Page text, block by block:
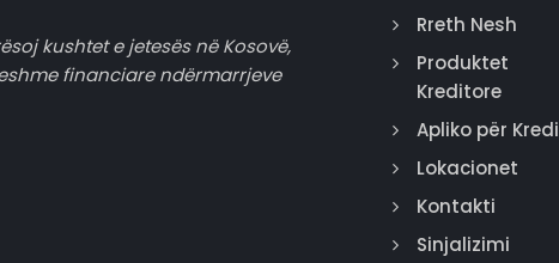
kushtet e jetesës në Kosovë,
financiare ndërmarrjeve
Rreth Nesh
Produktet
Kreditore
Apliko për Kredi
Lokacionet
Kontakti
Sinjalizimi